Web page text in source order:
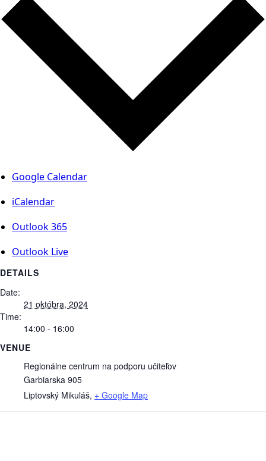
Google Calendar
iCalendar
Outlook 365
Outlook Live
DETAILS
Date:
21 októbra, 2024
Time:
14:00 - 16:00
VENUE
Regionálne centrum na podporu učiteľov
Garbiarska 905
Liptovský Mikuláš, + Google Map